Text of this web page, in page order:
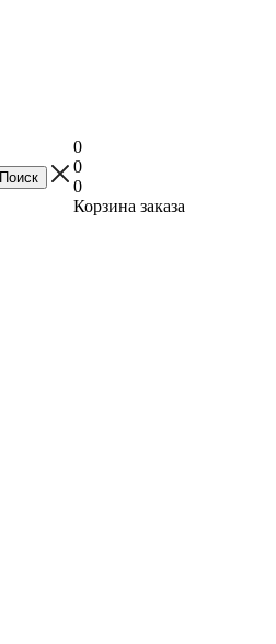
0
0
0
Корзина заказа